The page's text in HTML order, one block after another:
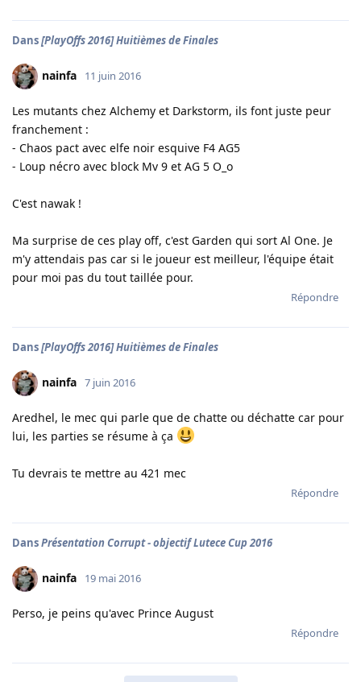
Dans[PlayOffs 2016] Huitièmes de Finales
nainfa 11 juin 2016
Les mutants chez Alchemy et Darkstorm, ils font juste peur
franchement :
- Chaos pact avec elfe noir esquive F4 AG5
- Loup nécro avec block Mv 9 et AG 5 O_o
C'est nawak !
Ma surprise de ces play off, c'est Garden qui sort Al One. Je
m'y attendais pas car si le joueur est meilleur, l'équipe était
pour moi pas du tout taillée pour.
Répondre
Dans[PlayOffs 2016] Huitièmes de Finales
nainfa 7 juin 2016
Aredhel, le mec qui parle que de chatte ou déchatte car pour
lui, les parties se résume à ça
Tu devrais te mettre au 421 mec
Répondre
DansPrésentation Corrupt - objectif Lutece Cup 2016
nainfa 19 mai 2016
Perso, je peins qu'avec Prince August
Répondre